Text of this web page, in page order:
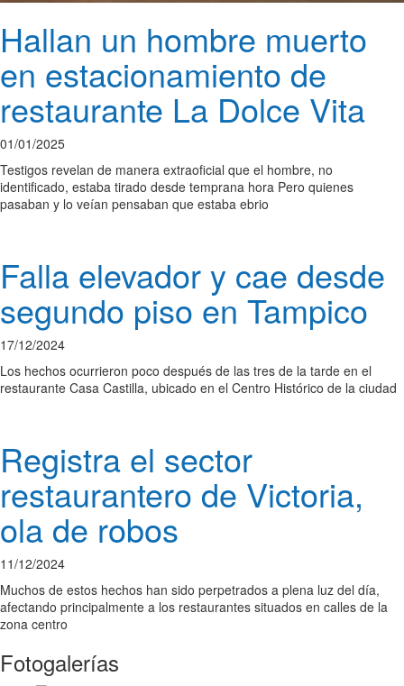
Hallan un hombre muerto
en estacionamiento de
restaurante La Dolce Vita
01/01/2025
Testigos revelan de manera extraoficial que el hombre, no
identificado, estaba tirado desde temprana hora Pero quienes
pasaban y lo veían pensaban que estaba ebrio
Falla elevador y cae desde
segundo piso en Tampico
17/12/2024
Los hechos ocurrieron poco después de las tres de la tarde en el
restaurante Casa Castilla, ubicado en el Centro Histórico de la ciudad
Registra el sector
restaurantero de Victoria,
ola de robos
11/12/2024
Muchos de estos hechos han sido perpetrados a plena luz del día,
afectando principalmente a los restaurantes situados en calles de la
zona centro
Fotogalerías